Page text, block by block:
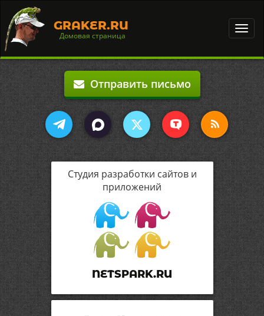
GRAKER.RU
Домовая страница
Отправить письмо
Студия разработки сайтов и
приложений
NETSPARK.RU